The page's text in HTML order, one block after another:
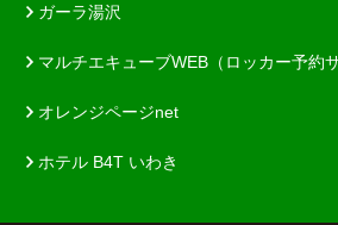
ガーラ湯沢
マルチエキューブWEB（ロッカー予約サ
オレンジページnet
ホテル B4T いわき